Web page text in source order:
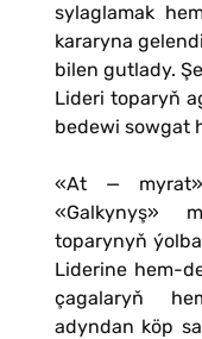
sylaglamak
kararyna
bilen gutlady.
Lideri toparyň
bedewi sowgat
«At —
«Galkynyş»
toparynyň
Liderine hem-
çagalaryň
adyndan köp